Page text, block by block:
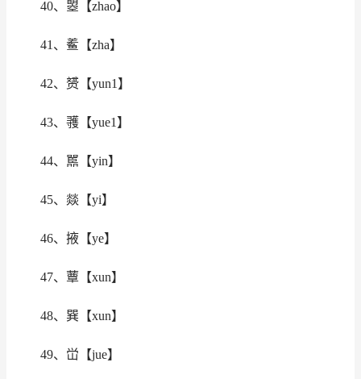
40、曌【zhao】
41、鲝【zha】
42、赟【yun1】
43、彟【yue1】
44、嚚【yin】
45、燚【yi】
46、掖【ye】
47、蕈【xun】
48、巽【xun】
49、峃【jue】